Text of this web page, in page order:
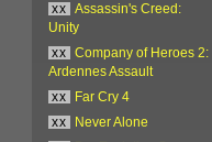
xx
Assassin's Creed:
Unity
xx
Company of Heroes 2:
Ardennes Assault
xx
Far Cry 4
xx
Never Alone